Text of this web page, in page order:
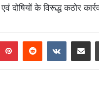
के विरूद्ध कठोर